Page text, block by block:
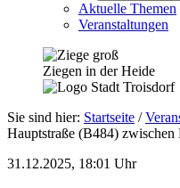
Aktuelle Themen
Veranstaltungen
Ziegen in der Heide
Sie sind hier: Startseite /
Hauptstraße (B484)
31.12.2025, 18:01 Uhr